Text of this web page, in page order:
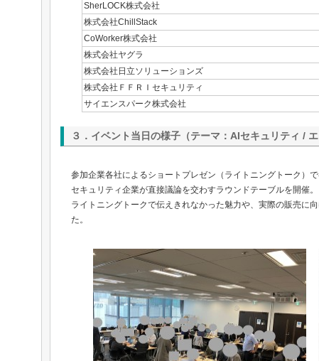
SherLOCK株式会社
株式会社ChillStack
CoWorker株式会社
株式会社ヤグラ
株式会社日立ソリューションズ
株式会社ＦＦＲＩセキュリティ
サイエンスパーク株式会社
３．イベント当日の様子（テーマ：AIセキュリティ / エ
参加企業各社によるショートプレゼン（ライトニングトーク）
セキュリティ企業が直接議論を交わすラウンドテーブルを開催。
ライトニングトークで伝えきれなかった魅力や、実際の販売に
た。